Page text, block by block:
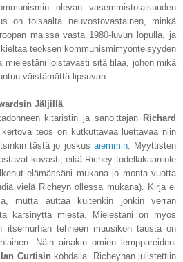
olevan vasemmistolaisuuden
on toisaalta neuvostovastainen, minkä
maissa vasta 1980-luvun lopulla, ja
teoksen kommunismimyönteisyyden
mielestäni loistavasti sitä tilaa, johon mikä
väistämättä lipsuvan.
Jäljillä
kitaristin ja sanoittajan Richard
kertova teos on kutkuttavaa luettavaa niin
tästä jo joskus aiemmin. Myyttisten
kovasti, eikä Richey todellakaan ole
elämässäni mukana jo monta vuotta
vielä Richeyn ollessa mukana). Kirja ei
mutta auttaa kuitenkin jonkin verran
kärsinyttä miestä. Mielestäni on myös
itsemurhan tehneen muusikon tausta on
Näin ainakin omien lemppareideni
Ian Curtisin kohdalla. Richeyhan julistettiin